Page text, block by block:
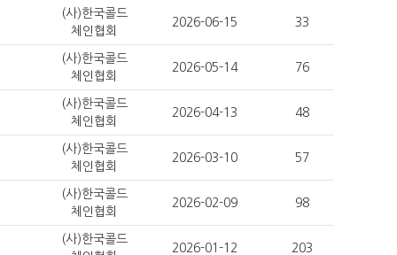
(사)한국콜드
체인협회
2026-06-15 33
(사)한국콜드
체인협회
2026-05-14 76
(사)한국콜드
체인협회
2026-04-13 48
(사)한국콜드
체인협회
2026-03-10 57
(사)한국콜드
체인협회
2026-02-09 98
(사)한국콜드
2026-01-12 203